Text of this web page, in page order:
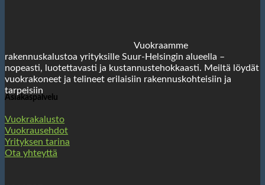
Vuokraamme
rakennuskalustoa yrityksille Suur-Helsingin alueella –
nopeasti, luotettavasti ja kustannustehokkaasti. Meiltä löydät
vuokrakoneet ja telineet erilaisiin rakennuskohteisiin ja
tarpeisiin
Asiakaspalvelu
Vuokrakalusto
Vuokrausehdot
Yrityksen tarina
Ota yhteyttä